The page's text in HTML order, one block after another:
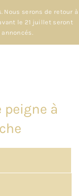
Nous serons de retour à
le 21 juillet seront
peigne à